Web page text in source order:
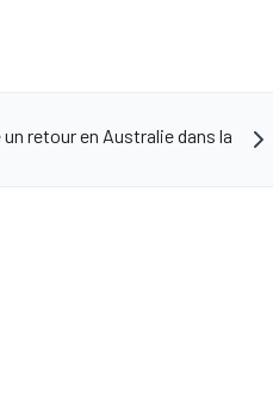
un retour en Australie dans la